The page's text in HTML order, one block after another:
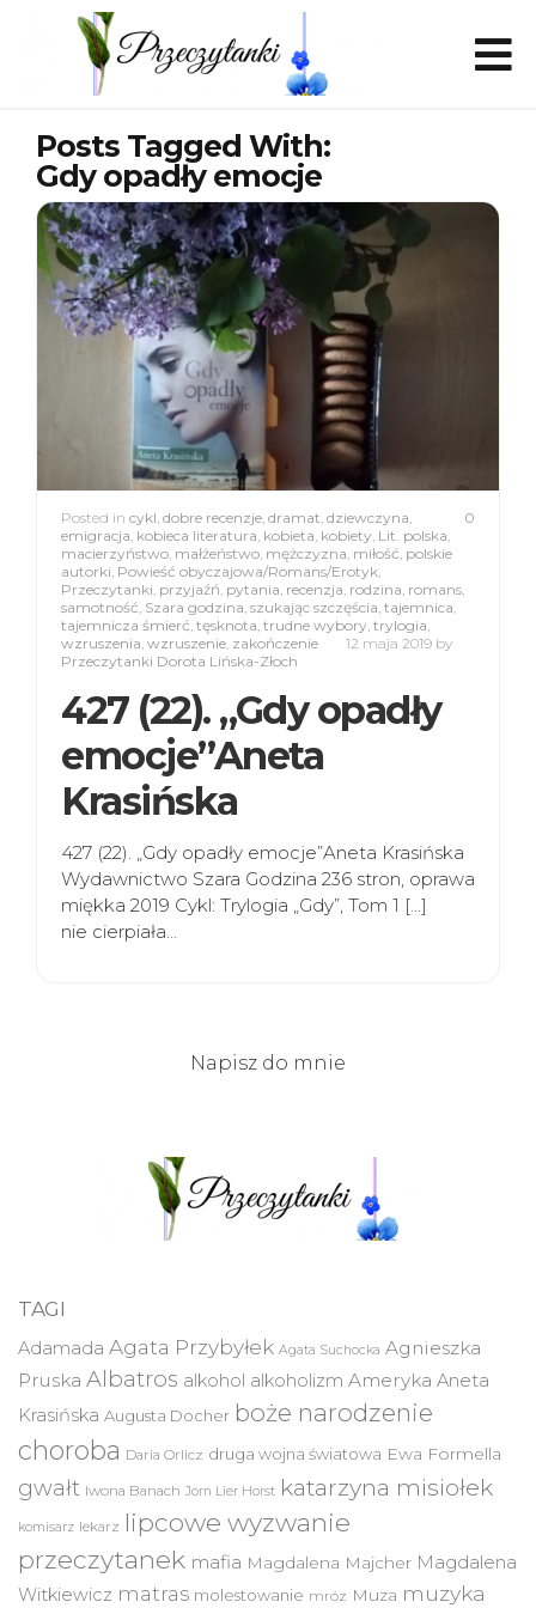
Posts Tagged With:
Gdy opadły emocje
0
Posted in cykl, dobre recenzje, dramat, dziewczyna,
emigracja, kobieca literatura, kobieta, kobiety, Lit. polska,
macierzyństwo, małżeństwo, mężczyzna, miłość, polskie
autorki, Powieść obyczajowa/Romans/Erotyk,
Przeczytanki, przyjaźń, pytania, recenzja, rodzina, romans,
samotność, Szara godzina, szukając szczęścia, tajemnica,
tajemnicza śmierć, tęsknota, trudne wybory, trylogia,
wzruszenia, wzruszenie, zakończenie 12 maja 2019 by
Przeczytanki Dorota Lińska-Złoch
427 (22). „Gdy opadły
emocje”Aneta
Krasińska
427 (22). „Gdy opadły emocje”Aneta Krasińska
Wydawnictwo Szara Godzina 236 stron, oprawa
miękka 2019 Cykl: Trylogia „Gdy”, Tom 1 […]
nie cierpiała…
Napisz do mnie
TAGI
Adamada Agata Przybyłek Agata Suchocka Agnieszka
Pruska Albatros alkohol alkoholizm Ameryka Aneta
Krasińska Augusta Docher boże narodzenie
choroba Daria Orlicz druga wojna światowa Ewa Formella
gwałt Iwona Banach Jorn Lier Horst katarzyna misiołek
komisarz lekarz lipcowe wyzwanie
przeczytanek mafia Magdalena Majcher Magdalena
Witkiewicz matras molestowanie mróz Muza muzyka